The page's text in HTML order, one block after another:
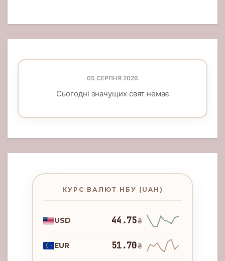
05 СЕРПНЯ 2026
Сьогодні значущих свят немає
КУРС ВАЛЮТ НБУ (UAH)
USD 44.75₴
EUR 51.70₴